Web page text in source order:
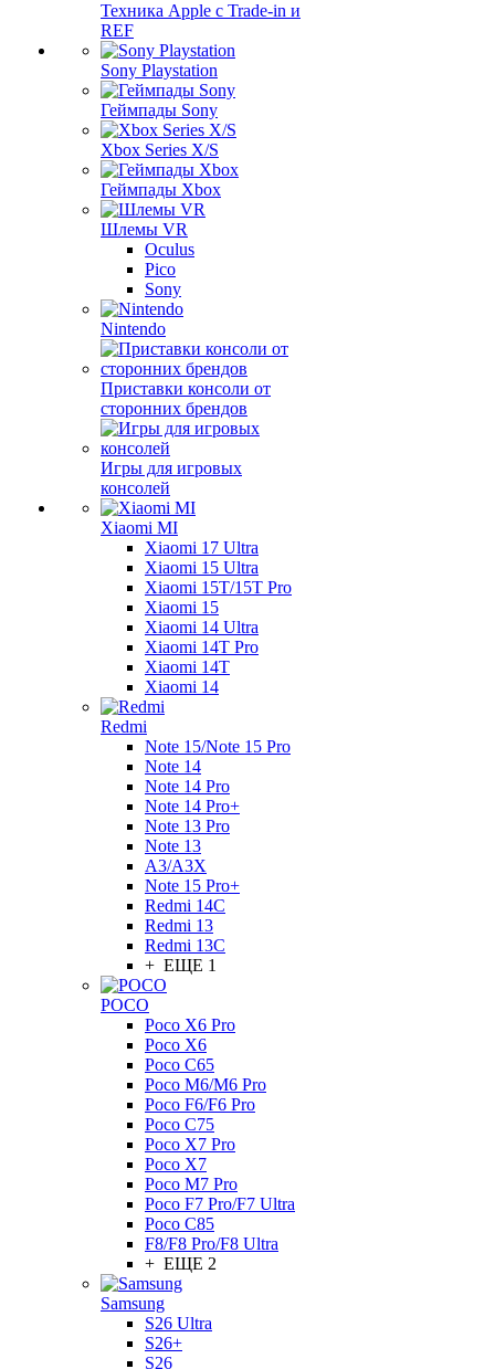
Техника Apple с Trade-in и
REF
Sony Playstation
Геймпады Sony
Xbox Series X/S
Геймпады Xbox
Шлемы VR
Oculus
Pico
Sony
Nintendo
Приставки консоли от
сторонних брендов
Игры для игровых
консолей
Xiaomi MI
Xiaomi 17 Ultra
Xiaomi 15 Ultra
Xiaomi 15T/15T Pro
Xiaomi 15
Xiaomi 14 Ultra
Xiaomi 14T Pro
Xiaomi 14T
Xiaomi 14
Redmi
Note 15/Note 15 Pro
Note 14
Note 14 Pro
Note 14 Pro+
Note 13 Pro
Note 13
A3/A3X
Note 15 Pro+
Redmi 14C
Redmi 13
Redmi 13C
+ ЕЩЕ 1
POCO
Poco X6 Pro
Poco X6
Poco C65
Poco M6/M6 Pro
Poco F6/F6 Pro
Poco C75
Poco X7 Pro
Poco X7
Poco M7 Pro
Poco F7 Pro/F7 Ultra
Poco C85
F8/F8 Pro/F8 Ultra
+ ЕЩЕ 2
Samsung
S26 Ultra
S26+
S26